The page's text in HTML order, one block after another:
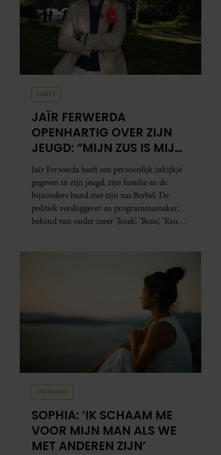
PARTY
JAÏR FERWERDA
OPENHARTIG OVER ZIJN
JEUGD: “MIJN ZUS IS MIJN
MORELE KOMPAS”
Jaïr Ferwerda heeft een persoonlijk inkijkje
gegeven in zijn jeugd, zijn familie en de
bijzondere band met zijn zus Berbel. De
politiek verslaggever en programmamaker,
bekend van onder meer ‘Jinek’, ‘Beau’, ‘Renze’,
VRIENDIN
SOPHIA: ‘IK SCHAAM ME
VOOR MIJN MAN ALS WE
MET ANDEREN ZIJN’